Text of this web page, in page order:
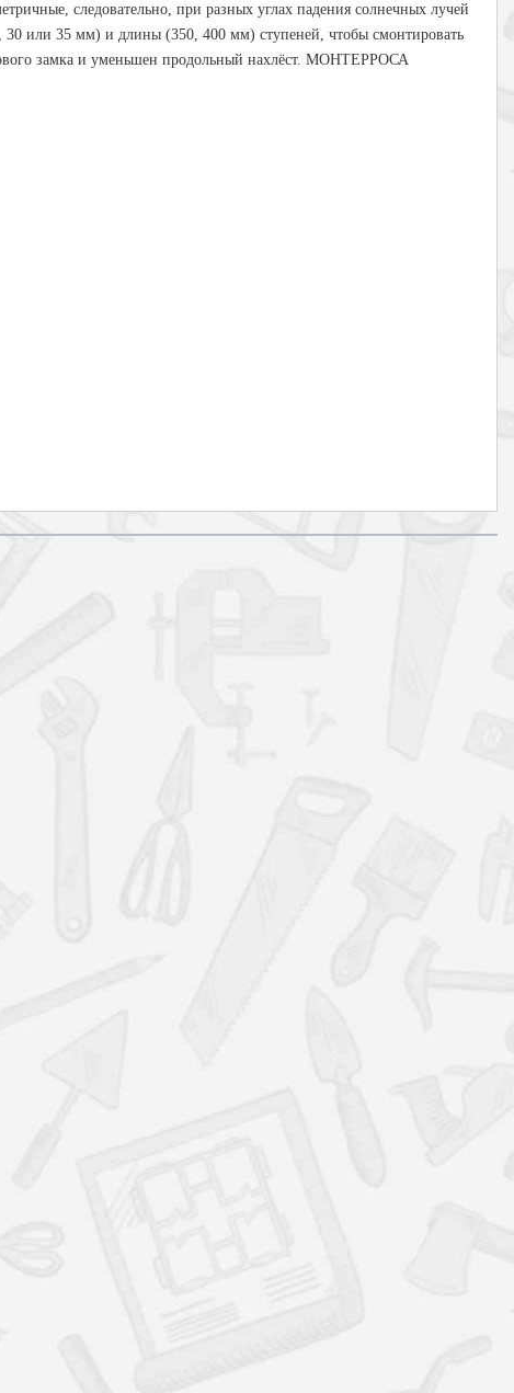
следовательно, при разных углах падения солнечных лучей
или 35 мм) и длины (350, 400 мм) ступеней, чтобы смонтировать
замка и уменьшен продольный нахлёст. МОНТЕРРОСА